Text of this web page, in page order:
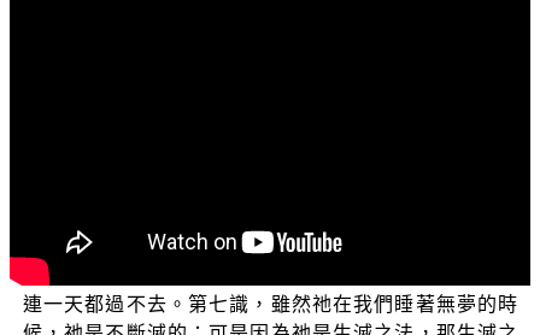
可能跨越三世；因為祂是生滅，祂是每天都要斷滅的，既
然每天都要斷滅，那更不可能從這一世到未來世，因為祂
連一天都過不去。第七識，雖然祂在我們睡著無夢的時